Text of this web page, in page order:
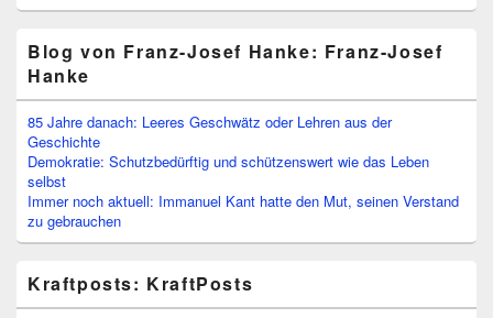
Blog von Franz-Josef Hanke: Franz-Josef
Hanke
85 Jahre danach: Leeres Geschwätz oder Lehren aus der
Geschichte
Demokratie: Schutzbedürftig und schützenswert wie das Leben
selbst
Immer noch aktuell: Immanuel Kant hatte den Mut, seinen Verstand
zu gebrauchen
Kraftposts: KraftPosts